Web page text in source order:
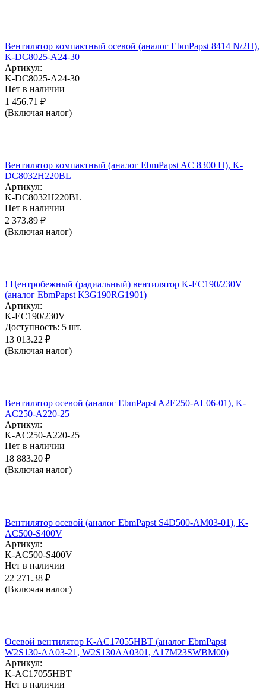
Вентилятор компактный осевой (аналог EbmPapst 8414 N/2H),
K-DC8025-A24-30
Артикул:
K-DC8025-A24-30
Нет в наличии
1 456.71 ₽
(Включая налог)
Вентилятор компактный (аналог EbmPapst AC 8300 H), K-
DC8032H220BL
Артикул:
K-DC8032H220BL
Нет в наличии
2 373.89 ₽
(Включая налог)
! Центробежный (радиальный) вентилятор K-EC190/230V
(аналог EbmPapst K3G190RG1901)
Артикул:
K-EC190/230V
Доступность: 5 шт.
13 013.22 ₽
(Включая налог)
Вентилятор осевой (аналог EbmPapst A2E250-AL06-01), K-
AC250-A220-25
Артикул:
K-AC250-A220-25
Нет в наличии
18 883.20 ₽
(Включая налог)
Вентилятор осевой (аналог EbmPapst S4D500-AM03-01), K-
AC500-S400V
Артикул:
K-AC500-S400V
Нет в наличии
22 271.38 ₽
(Включая налог)
Осевой вентилятор K-AC17055HBT (аналог EbmPapst
W2S130-AA03-21, W2S130AA0301, A17M23SWBM00)
Артикул:
K-AC17055HBT
Нет в наличии